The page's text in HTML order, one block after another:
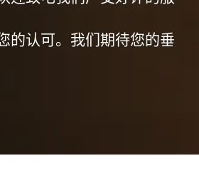
的认可。我们期待您的垂